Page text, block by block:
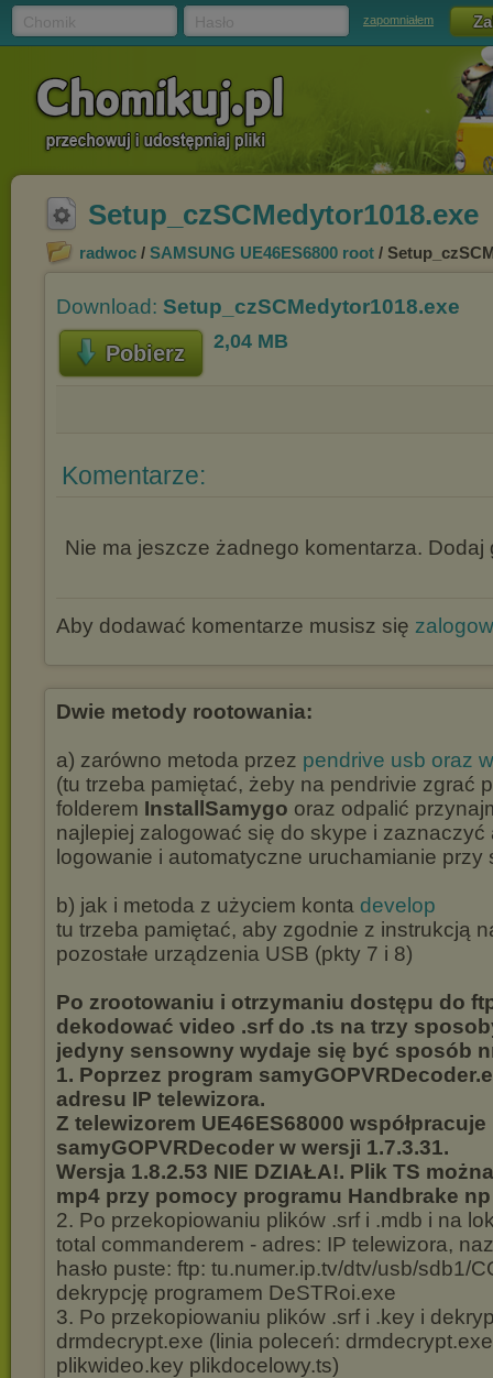
zapomniałem
Setup_czSCMedytor1018.exe
radwoc / SAMSUNG UE46ES6800 root /
Download: Setup_czSCMedytor1018.exe
Pobierz 2,04 MB
Komentarze:
Nie ma jeszcze żadnego komentarza. Dodaj
Aby dodawać komentarze musisz się
Dwie metody rootowania:
a) zarówno metoda przez pendrive usb oraz
(tu trzeba pamiętać, żeby na pendrivie zgrać
folderem InstallSamygo oraz odpalić
najlepiej zalogować się do skype i zaznaczyć
logowanie i automatyczne uruchamianie przy
b) jak i metoda z użyciem konta develop
tu trzeba pamiętać, aby zgodnie z instrukcją
pozostałe urządzenia USB (pkty 7 i 8)
Po zrootowaniu i otrzymaniu dostępu do
dekodować video .srf do .ts na trzy
jedyny sensowny wydaje się być sposób
1. Poprzez program
adresu IP telewizora.
Z telewizorem UE46ES68000 współpracuje
samyGOPVRDecoder w wersji 1.7.3.31.
Wersja 1.8.2.53 NIE DZIAŁA!. Plik TS
mp4 przy pomocy programu Handbrake np
2. Po przekopiowaniu plików .srf i .mdb i na
total commanderem - adres: IP telewizora,
hasło puste: ftp: tu.numer.ip.tv/dtv/usb/sdb1/
dekrypcję programem DeSTRoi.exe
3. Po przekopiowaniu plików .srf i .key i
drmdecrypt.exe (linia poleceń:
plikwideo.key plikdocelowy.ts)